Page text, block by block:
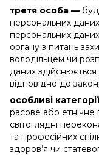
третя особа —
персональних
персональних
органу з питань
володільцем чи
даних
відповідно до
особливі
расове або етнічне
світоглядні
та професійних
здоров’я чи